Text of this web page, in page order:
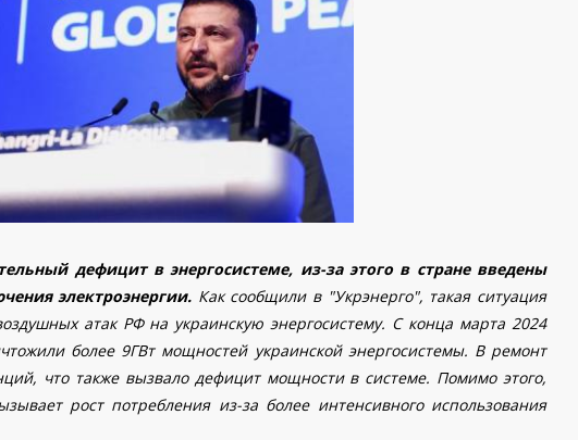
дефицит в энергосистеме, из-за этого в стране введены
электроэнергии. Как сообщили в "Укрэнерго", такая ситуация
атак РФ на украинскую энергосистему. С конца марта 2024
более 9ГВт мощностей украинской энергосистемы. В ремонт
что также вызвало дефицит мощности в системе. Помимо этого,
рост потребления из-за более интенсивного использования